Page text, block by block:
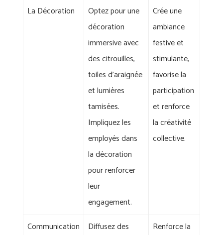
La Décoration
Optez pour une
décoration
immersive avec
des citrouilles,
toiles d'araignée
et lumières
tamisées.
Impliquez les
employés dans
la décoration
pour renforcer
leur
engagement.
Crée une
ambiance
festive et
stimulante,
favorise la
participation
et renforce
la créativité
collective.
Communication
Diffusez des
Renforce la